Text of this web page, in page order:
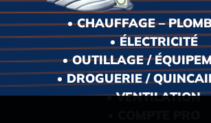
CHAUFFAGE –
ÉLECTRICITÉ
OUTILLAGE /
DROGUERIE /
VENTILATION